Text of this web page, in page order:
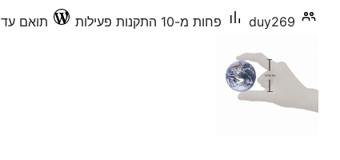
duy269 פחות מ-10 התקנות פעילות תואם עד 5.8.14